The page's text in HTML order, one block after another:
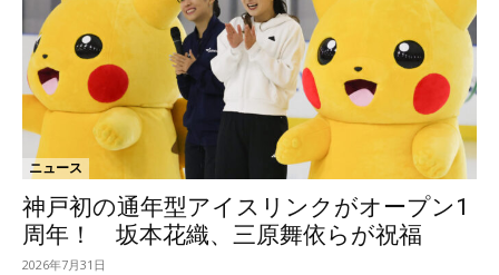
ニュース
神戸初の通年型アイスリンクがオープン1
周年！ 坂本花織、三原舞依らが祝福
2026年7月31日